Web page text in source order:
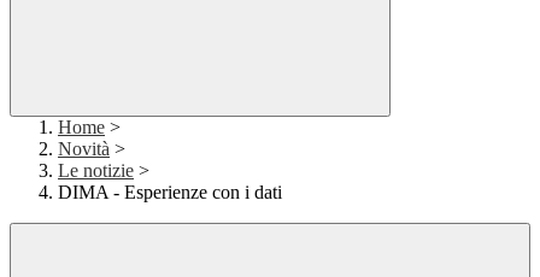
Home >
Novità >
Le notizie >
DIMA - Esperienze con i dati